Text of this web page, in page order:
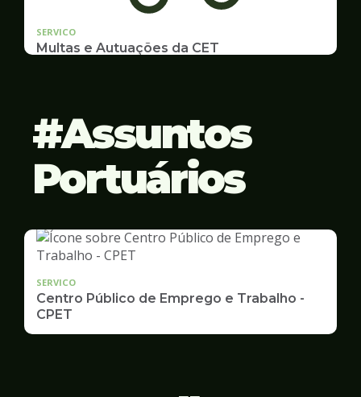
SERVICO
Multas e Autuações da CET
Assuntos
Portuários
SERVICO
Centro Público de Emprego e Trabalho -
CPET